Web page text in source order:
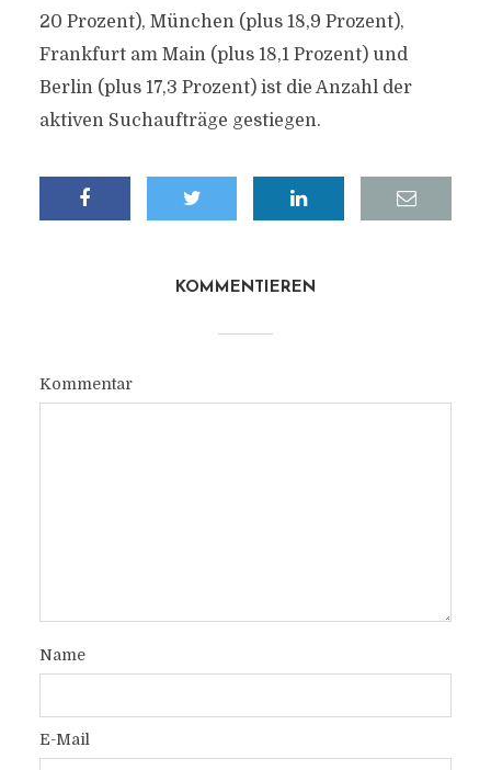
20 Prozent), München (plus 18,9 Prozent),
Frankfurt am Main (plus 18,1 Prozent) und
Berlin (plus 17,3 Prozent) ist die Anzahl der
aktiven Suchaufträge gestiegen.
KOMMENTIEREN
Kommentar
Name
E-Mail